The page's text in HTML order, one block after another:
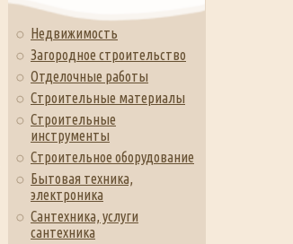
Недвижимость
Загородное строительство
Отделочные работы
Строительные материалы
Строительные
инструменты
Строительное оборудование
Бытовая техника,
электроника
Сантехника, услуги
сантехника